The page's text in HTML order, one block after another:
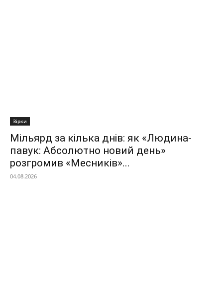
Зірки
Мільярд за кілька днів: як «Людина-
павук: Абсолютно новий день»
розгромив «Месників»...
04.08.2026